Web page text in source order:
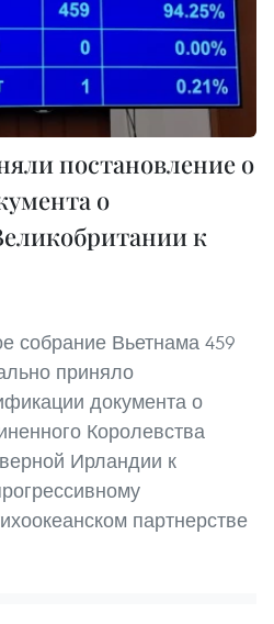
постановление о
о
к
собрание Вьетнама 459
приняло
документа о
Королевства
Ирландии к
партнерстве